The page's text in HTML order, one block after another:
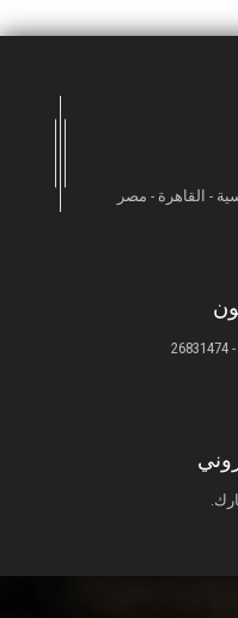
- القاهرة - مصر